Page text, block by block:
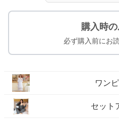
購入時
必ず購入前にお
ワン
セット